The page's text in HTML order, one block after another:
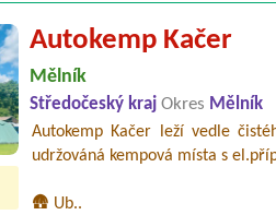
Autokemp Kačer
Mělník
Středočeský krajOkres Mělník
Autokemp Kačer leží vedle
udržováná kempová místa s
🛖 Ub..